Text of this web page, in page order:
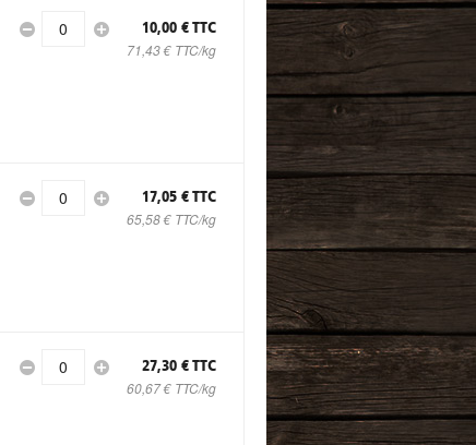
0 10,00 € TTC
71,43 € TTC/kg
0 17,05 € TTC
65,58 € TTC/kg
0 27,30 € TTC
60,67 € TTC/kg